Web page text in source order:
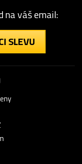
na váš email:
SLEVU